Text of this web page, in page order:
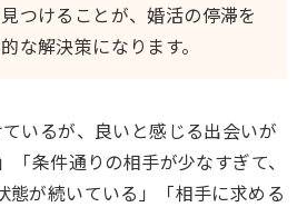
つけることが、婚活の停滞を
な解決策になります。
ているが、良いと感じる出会いが
「条件通りの相手が少なすぎて、
態が続いている」「相手に求める